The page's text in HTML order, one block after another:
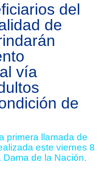
del
de
vía
de
primera llamada de
este viernes 8
de la Nación.